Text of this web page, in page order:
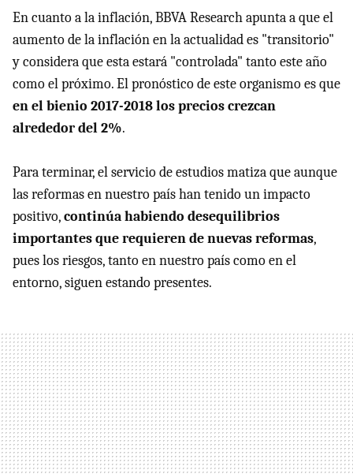
En cuanto a la inflación, BBVA Research apunta a que el
aumento de la inflación en la actualidad es "transitorio"
y considera que esta estará "controlada" tanto este año
como el próximo. El pronóstico de este organismo es que
en el bienio 2017-2018 los precios crezcan
alrededor del 2%.
Para terminar, el servicio de estudios matiza que aunque
las reformas en nuestro país han tenido un impacto
positivo,continúa habiendo desequilibrios
importantes que requieren de nuevas reformas,
pues los riesgos, tanto en nuestro país como en el
entorno, siguen estando presentes.